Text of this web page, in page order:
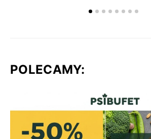
POLECAMY: